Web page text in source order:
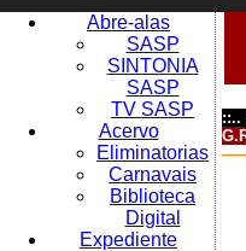
Abre-alas
SASP
SINTONIA
SASP
TV SASP
Acervo
Eliminatorias
Carnavais
Biblioteca
Digital
Expediente
::..